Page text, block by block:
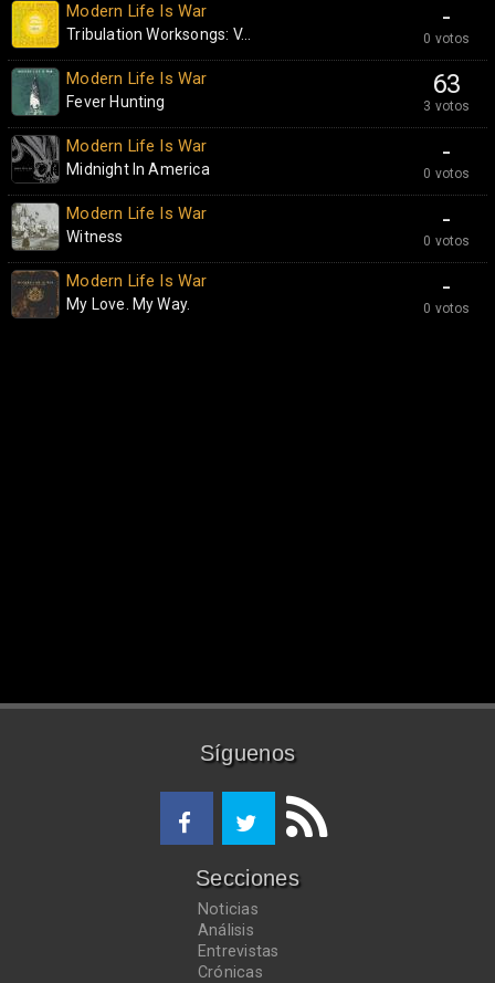
-
0 votos
Modern Life Is War
Tribulation Worksongs: V...
63
3 votos
Modern Life Is War
Fever Hunting
-
0 votos
Modern Life Is War
Midnight In America
-
0 votos
Modern Life Is War
Witness
-
0 votos
Modern Life Is War
My Love. My Way.
Síguenos
Secciones
Noticias
Análisis
Entrevistas
Crónicas